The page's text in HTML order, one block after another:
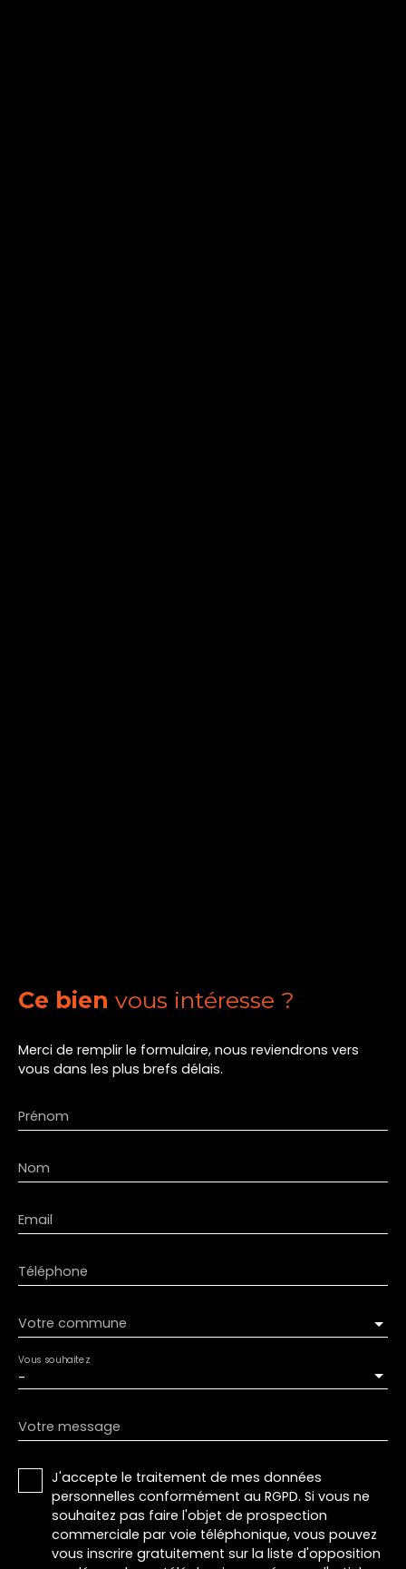
Ce bien vous intéresse ?
Merci de remplir le formulaire, nous reviendrons vers
vous dans les plus brefs délais.
Prénom
Nom
Email
Téléphone
Votre commune
-
Vous souhaitez
Votre message
J'accepte le traitement de mes données
personnelles conformément au RGPD. Si vous ne
souhaitez pas faire l'objet de prospection
commerciale par voie téléphonique, vous pouvez
vous inscrire gratuitement sur la liste d'opposition